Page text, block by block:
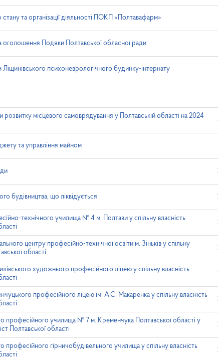
та організації діяльності ПОКП «Полтавафарм»
Подяки Полтавської обласної ради
психоневрологічного будинку-інтернату
місцевого самоврядування у Полтавській області на 2024
та управління майном
будівництва, що ліквідується
технічного училища № 4 м. Полтави у спільну власність
центру професійно-технічної освіти м. Зіньків у спільну
області
художнього професійного ліцею у спільну власність
професійного ліцею ім. А.С. Макаренка у спільну власність
професійного училища № 7 м. Кременчука Полтавської області у
Полтавської області
гірничобудівельного училища у спільну власність